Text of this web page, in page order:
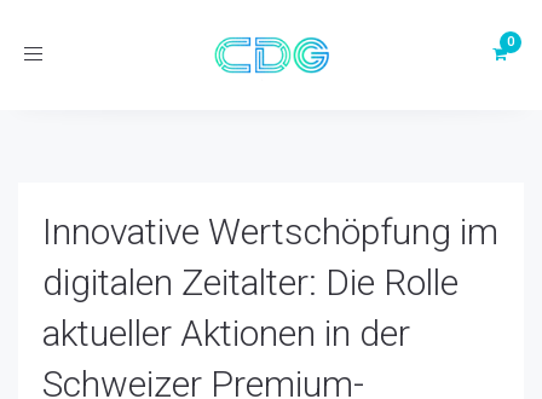
Toggle
Innovative Wertschöpfung im
digitalen Zeitalter: Die Rolle
aktueller Aktionen in der
Schweizer Premium-